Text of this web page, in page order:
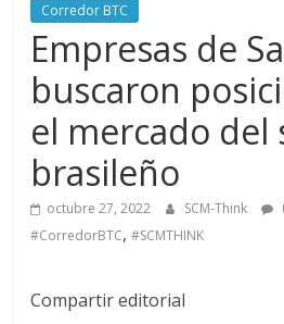
Corredor BTC
Empresas de
buscaron
el mercado del
brasileño
octubre 27, 2022 SCM-Think
#CorredorBTC,#SCMTHINK
Compartir editorial